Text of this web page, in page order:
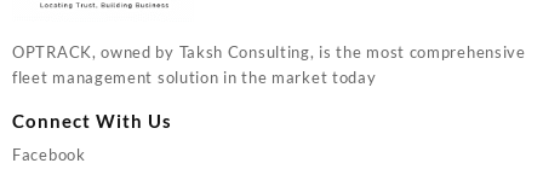
OPTRACK, owned by Taksh Consulting, is the most comprehensive
fleet management solution in the market today
Connect With Us
Facebook